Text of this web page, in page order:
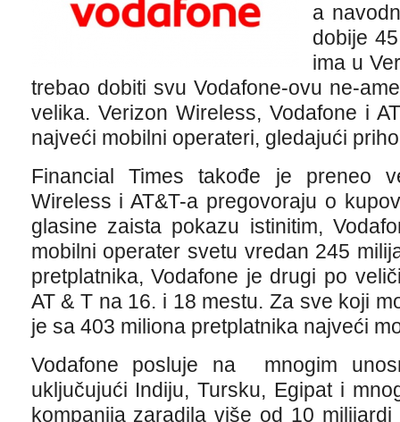
a
dobije
ima u
trebao dobiti svu Vodafone-ovu ne-
velika. Verizon Wireless, Vodafone i
najveći mobilni operateri, gledajući
Financial Times takođe je preneo
Wireless i AT&T-a pregovoraju o
glasine zaista pokazu istinitim,
mobilni operater svetu vredan 245
pretplatnika, Vodafone je drugi po
AT & T na 16. i 18 mestu. Za sve koji
je sa 403 miliona pretplatnika najveći
Vodafone posluje na mnogim
uključujući Indiju, Tursku, Egipat i
kompanija zaradila više od 10